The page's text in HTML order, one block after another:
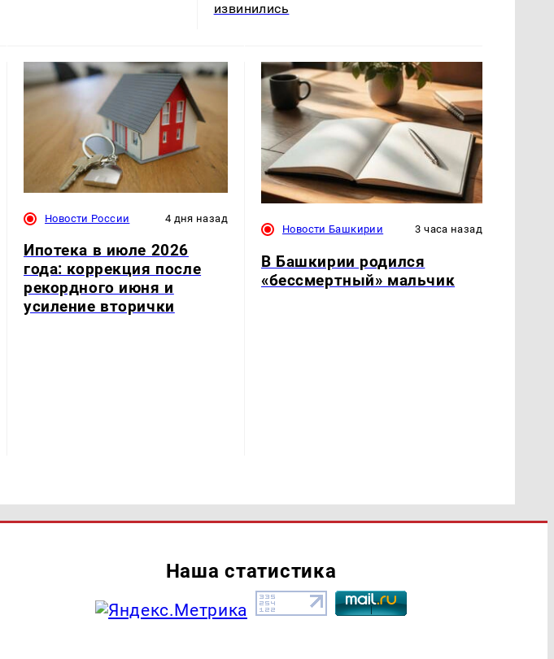
извинились
Новости России 4 дня назад
Ипотека в июле 2026
года: коррекция после
рекордного июня и
усиление вторички
Новости Башкирии 3 часа назад
В Башкирии родился
«бессмертный» мальчик
Наша статистика